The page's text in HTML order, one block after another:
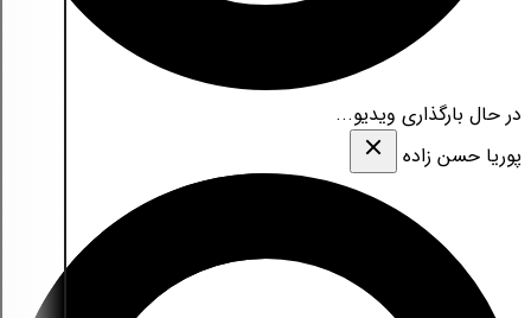
در حال بارگذاری ویدیو...
پوریا حسن زاده